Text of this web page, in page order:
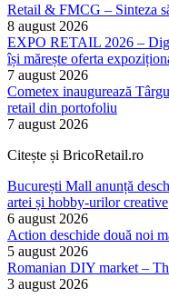
Retail & FMCG – Sinteza
8 august 2026
EXPO RETAIL 2026 –
își mărește oferta
7 august 2026
Cometex inaugurează
retail din portofoliu
7 august 2026
Citește și BricoRetail.ro
București Mall anunță
artei și hobby-urilor creative
6 august 2026
Action deschide două noi
5 august 2026
Romanian DIY market –
3 august 2026